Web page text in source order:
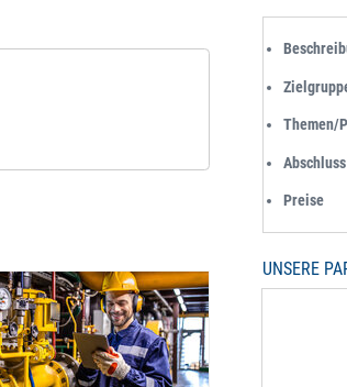
Themen/
Abschluss
Preise
UNSERE